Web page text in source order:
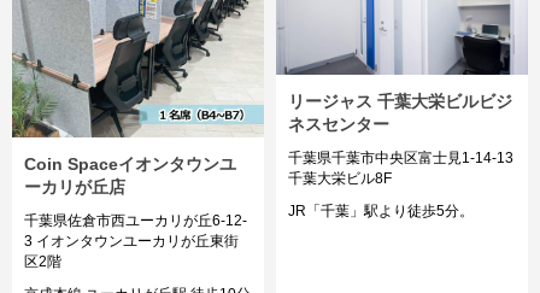
Coin Spaceイオンタウンユ
ーカリが丘店
千葉県佐倉市西ユーカリが丘6-12-
3 イオンタウンユーカリが丘東街
区2階
リージャス 千葉大栄ビルビジ
ネスセンター
千葉県千葉市中央区富士見1-14-13
千葉大栄ビル8F
JR「千葉」駅より徒歩5分。